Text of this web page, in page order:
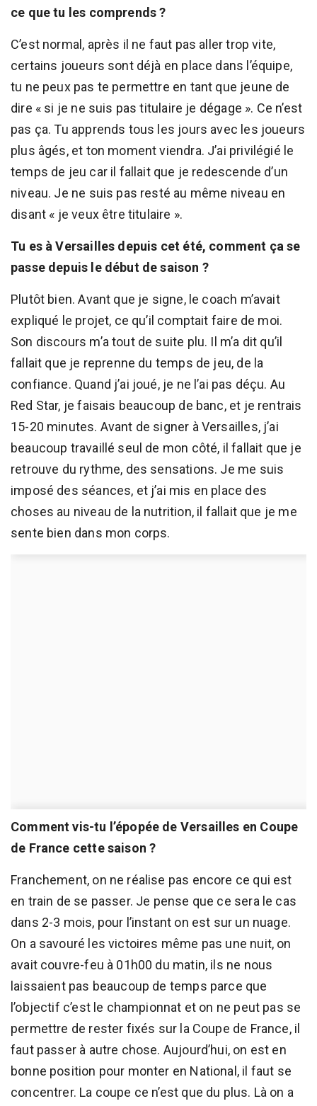
ce que tu les comprends ?
C’est normal, après il ne faut pas aller trop vite,
certains joueurs sont déjà en place dans l’équipe,
tu ne peux pas te permettre en tant que jeune de
dire « si je ne suis pas titulaire je dégage ». Ce n’est
pas ça. Tu apprends tous les jours avec les joueurs
plus âgés, et ton moment viendra. J’ai privilégié le
temps de jeu car il fallait que je redescende d’un
niveau. Je ne suis pas resté au même niveau en
disant « je veux être titulaire ».
Tu es à Versailles depuis cet été, comment ça se
passe depuis le début de saison ?
Plutôt bien. Avant que je signe, le coach m’avait
expliqué le projet, ce qu’il comptait faire de moi.
Son discours m’a tout de suite plu. Il m’a dit qu’il
fallait que je reprenne du temps de jeu, de la
confiance. Quand j’ai joué, je ne l’ai pas déçu. Au
Red Star, je faisais beaucoup de banc, et je rentrais
15-20 minutes. Avant de signer à Versailles, j’ai
beaucoup travaillé seul de mon côté, il fallait que je
retrouve du rythme, des sensations. Je me suis
imposé des séances, et j’ai mis en place des
choses au niveau de la nutrition, il fallait que je me
sente bien dans mon corps.
Comment vis-tu l’épopée de Versailles en Coupe
de France cette saison ?
Franchement, on ne réalise pas encore ce qui est
en train de se passer. Je pense que ce sera le cas
dans 2-3 mois, pour l’instant on est sur un nuage.
On a savouré les victoires même pas une nuit, on
avait couvre-feu à 01h00 du matin, ils ne nous
laissaient pas beaucoup de temps parce que
l’objectif c’est le championnat et on ne peut pas se
permettre de rester fixés sur la Coupe de France, il
faut passer à autre chose. Aujourd’hui, on est en
bonne position pour monter en National, il faut se
concentrer. La coupe ce n’est que du plus. Là on a